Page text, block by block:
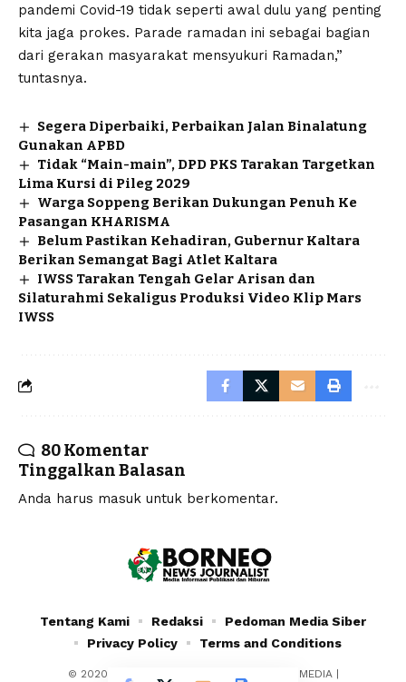
pandemi Covid-19 tidak seperti awal dulu yang penting
kita jaga prokes. Parade ramadan ini sebagai bagian
dari gerakan masyarakat mensyukuri Ramadan,”
tuntasnya.
Segera Diperbaiki, Perbaikan Jalan Binalatung
Gunakan APBD
Tidak “Main-main”, DPD PKS Tarakan Targetkan
Lima Kursi di Pileg 2029
Warga Soppeng Berikan Dukungan Penuh Ke
Pasangan KHARISMA
Belum Pastikan Kehadiran, Gubernur Kaltara
Berikan Semangat Bagi Atlet Kaltara
IWSS Tarakan Tengah Gelar Arisan dan
Silaturahmi Sekaligus Produksi Video Klip Mars
IWSS
80 Komentar
Tinggalkan Balasan
Anda harus masuk untuk berkomentar.
© 2020 - 2024 - PT. YAFRAN BORNEO MULTIMEDIA |
Tentang Kami Redaksi
Pedoman Media Siber
Privacy Policy
Terms and Conditions